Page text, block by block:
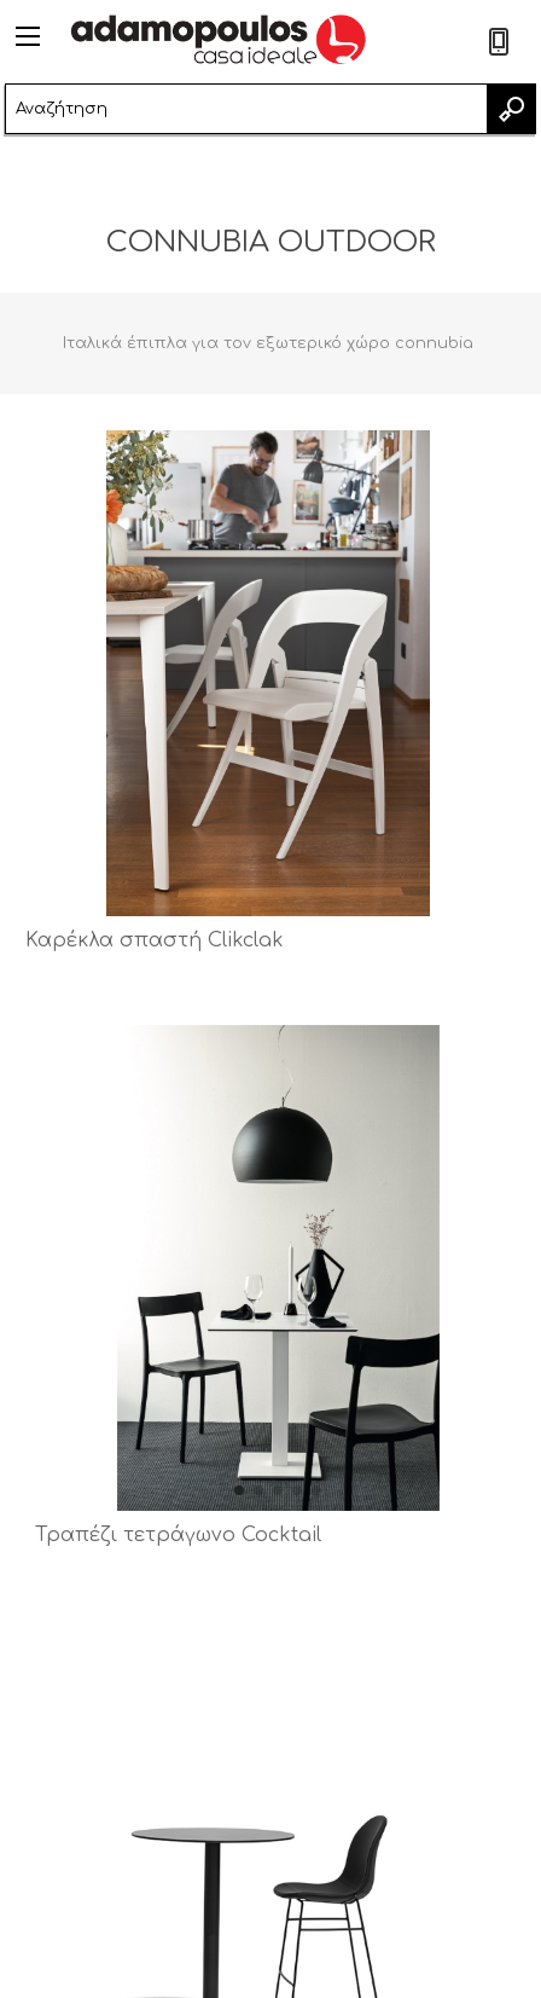
CONNUBIA OUTDOOR
Ιταλικά έπιπλα για τον εξωτερικό χώρο connubia
Καρέκλα σπαστή Clikclak
Τραπέζι τετράγωνο Cocktail